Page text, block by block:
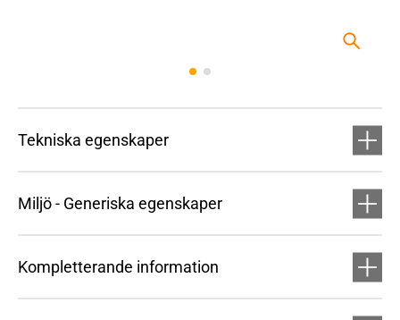
Tekniska egenskaper
Miljö - Generiska egenskaper
Kompletterande information